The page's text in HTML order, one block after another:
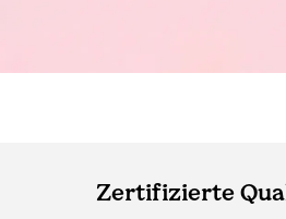
Zertifizierte